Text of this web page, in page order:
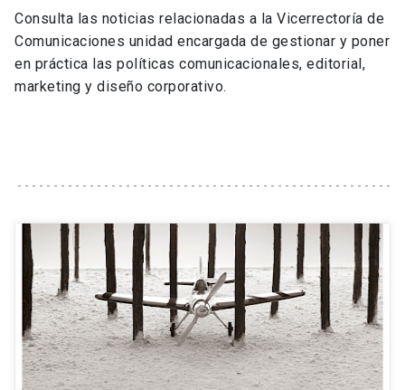
Investigación
Internacionalización launch
Información para keyboard_arrow_down
Futuros estudiantes
Estudiantes
Académicos
Go to english site launch
ACCESOS DIRECTOS
Admisión launch
Consulta las noticias relacionadas a la Vicerrectoría de
Comunicaciones unidad encargada de gestionar y poner
en práctica las políticas comunicacionales, editorial,
marketing y diseño corporativo.